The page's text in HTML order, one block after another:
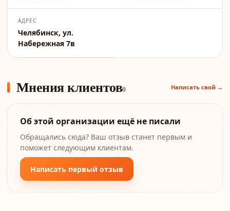
АДРЕС
Челябинск, ул.
Набережная 7в
Мнения клиентов0 Написать свой →
Об этой организации ещё не писали
Обращались сюда? Ваш отзыв станет первым и
поможет следующим клиентам.
Написать первый отзыв